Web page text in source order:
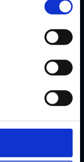
Optager løbende